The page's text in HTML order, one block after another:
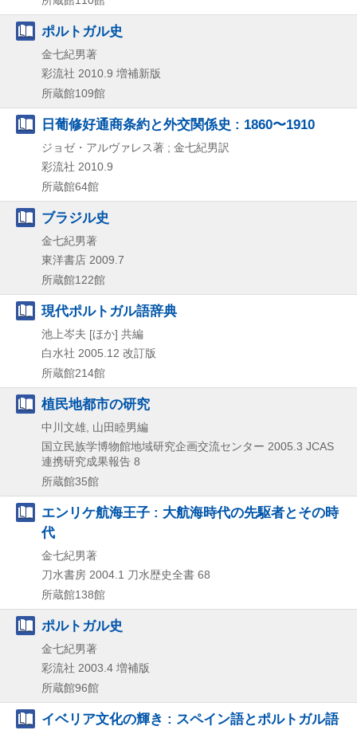
ポルトガル史
金七紀男著
彩流社 2010.9 増補新版
所蔵館109館
日葡修好通商条約と外交関係史 : 1860〜1910
ジョゼ・アルヴァレス著 ; 金七紀男訳
彩流社 2010.9
所蔵館64館
ブラジル史
金七紀男著
東洋書店 2009.7
所蔵館122館
現代ポルトガル語辞典
池上岑夫 [ほか] 共編
白水社 2005.12 改訂版
所蔵館214館
植民地都市の研究
中川文雄, 山田睦男編
国立民族学博物館地域研究企画交流センター 2005.3 JCAS
連携研究成果報告 8
所蔵館35館
エンリケ航海王子 : 大航海時代の先駆者とその時
代
金七紀男著
刀水書房 2004.1 刀水歴史全書 68
所蔵館138館
ポルトガル史
金七紀男著
彩流社 2003.4 増補版
所蔵館96館
イベリア文化の輝き : スペイン語とポルトガル語